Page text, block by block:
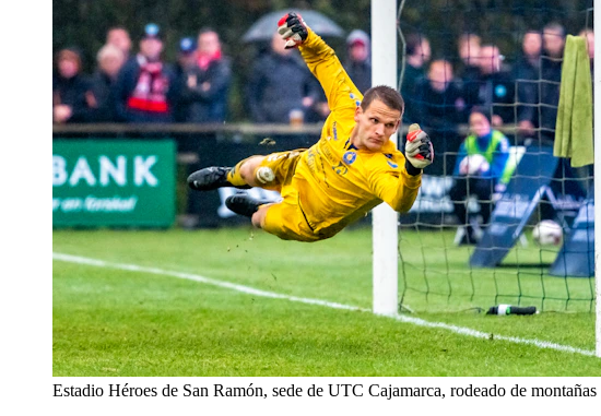
Estadio Héroes de San Ramón, sede de UTC Cajamarca, rodeado de montañas